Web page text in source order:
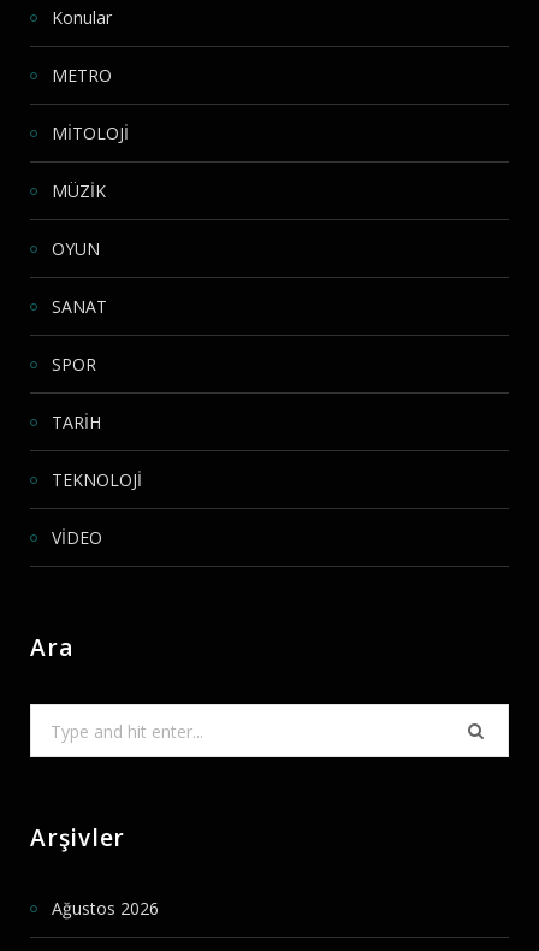
Konular
METRO
MİTOLOJİ
MÜZİK
OYUN
SANAT
SPOR
TARİH
TEKNOLOJİ
VİDEO
Ara
Arşivler
Ağustos 2026